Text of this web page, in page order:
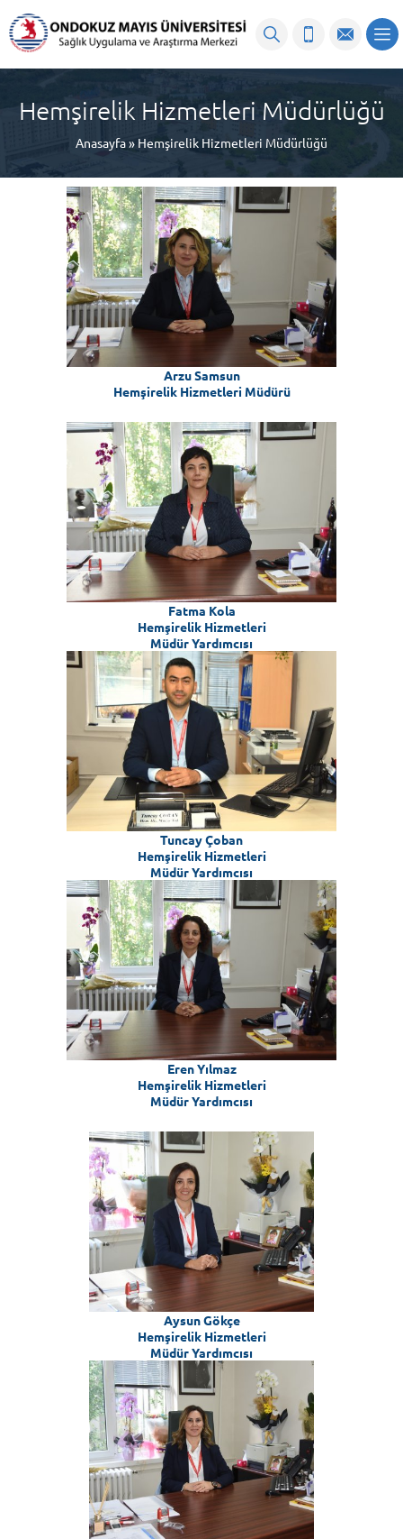
Hemşirelik Hizmetleri Müdürlüğü
Anasayfa» Hemşirelik Hizmetleri Müdürlüğü
Arzu Samsun
Hemşirelik Hizmetleri Müdürü
Fatma Kola
Hemşirelik Hizmetleri
Müdür Yardımcısı
Tuncay Çoban
Hemşirelik Hizmetleri
Müdür Yardımcısı
Eren Yılmaz
Hemşirelik Hizmetleri
Müdür Yardımcısı
Aysun Gökçe
Hemşirelik Hizmetleri
Müdür Yardımcısı